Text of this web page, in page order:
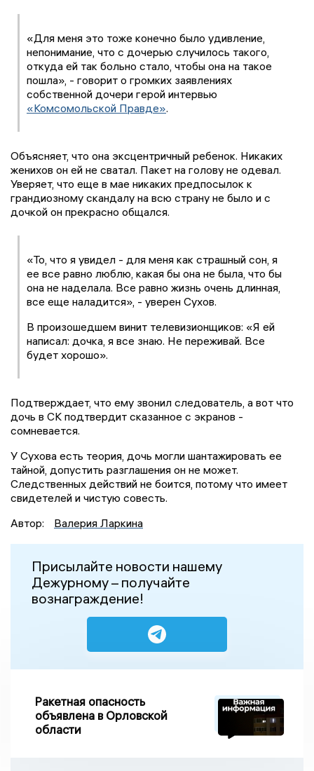
«Для меня это тоже конечно было удивление,
непонимание, что с дочерью случилось такого,
откуда ей так больно стало, чтобы она на такое
пошла», - говорит о громких заявлениях
собственной дочери герой интервью
«Комсомольской Правде».
Объясняет, что она эксцентричный ребенок. Никаких
женихов он ей не сватал. Пакет на голову не одевал.
Уверяет, что еще в мае никаких предпосылок к
грандиозному скандалу на всю страну не было и с
дочкой он прекрасно общался.
«То, что я увидел - для меня как страшный сон, я
ее все равно люблю, какая бы она не была, что бы
она не наделала. Все равно жизнь очень длинная,
все еще наладится», - уверен Сухов.
В произошедшем винит телевизионщиков: «Я ей
написал: дочка, я все знаю. Не переживай. Все
будет хорошо».
Подтверждает, что ему звонил следователь, а вот что
дочь в СК подтвердит сказанное с экранов -
сомневается.
У Сухова есть теория, дочь могли шантажировать ее
тайной, допустить разглашения он не может.
Следственных действий не боится, потому что имеет
свидетелей и чистую совесть.
Автор:
Валерия Ларкина
Присылайте новости нашему
Дежурному – получайте
вознаграждение!
Ракетная опасность
объявлена в Орловской
области